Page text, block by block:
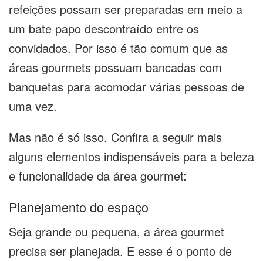
refeições possam ser preparadas em meio a
um bate papo descontraído entre os
convidados. Por isso é tão comum que as
áreas gourmets possuam bancadas com
banquetas para acomodar várias pessoas de
uma vez.
Mas não é só isso. Confira a seguir mais
alguns elementos indispensáveis para a beleza
e funcionalidade da área gourmet:
Planejamento do espaço
Seja grande ou pequena, a área gourmet
precisa ser planejada. E esse é o ponto de